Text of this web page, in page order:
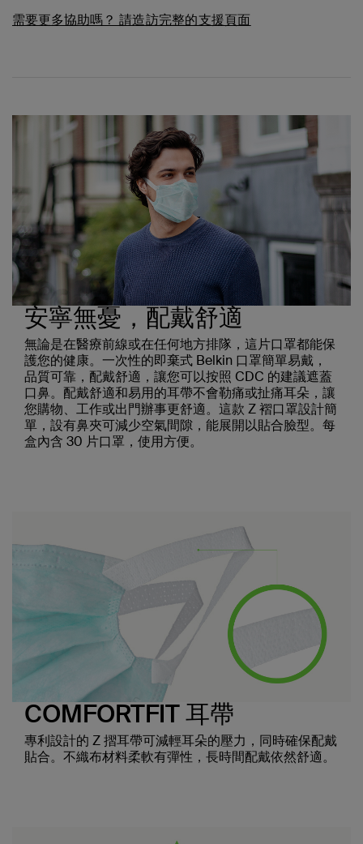
需要更多協助嗎？ 請造訪完整的支援頁面
安寧無憂，配戴舒適
無論是在醫療前線或在任何地方排隊，這片口罩都能保
護您的健康。一次性的即棄式 Belkin 口罩簡單易戴，
品質可靠，配戴舒適，讓您可以按照 CDC 的建議遮蓋
口鼻。配戴舒適和易用的耳帶不會勒痛或扯痛耳朵，讓
您購物、工作或出門辦事更舒適。這款 Z 褶口罩設計簡
單，設有鼻夾可減少空氣間隙，能展開以貼合臉型。每
盒內含 30 片口罩，使用方便。
COMFORTFIT 耳帶
專利設計的 Z 摺耳帶可減輕耳朵的壓力，同時確保配戴
貼合。不織布材料柔軟有彈性，長時間配戴依然舒適。